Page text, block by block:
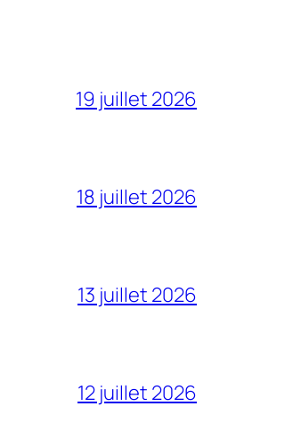
19 juillet 2026
18 juillet 2026
13 juillet 2026
12 juillet 2026